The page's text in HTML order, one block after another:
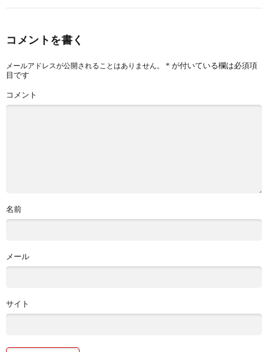
コメントを書く
メールアドレスが公開されることはありません。 * が付いている欄は必須項
目です
コメント
名前
メール
サイト